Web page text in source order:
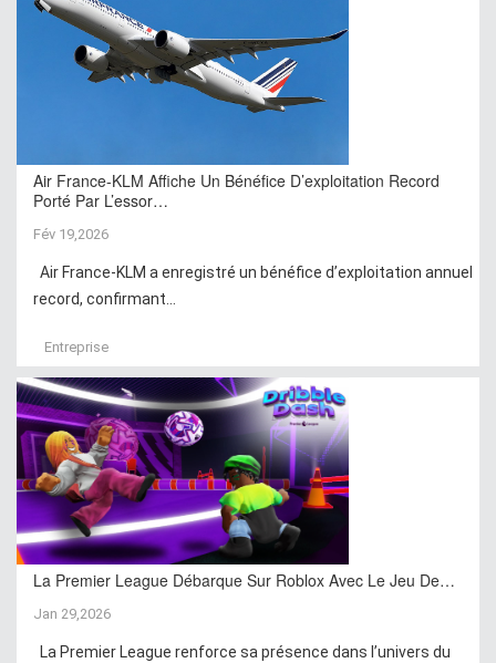
Air France-KLM Affiche Un Bénéfice D’exploitation Record
Porté Par L’essor…
Fév 19,2026
Air France-KLM a enregistré un bénéfice d’exploitation annuel
record, confirmant...
Entreprise
La Premier League Débarque Sur Roblox Avec Le Jeu De…
Jan 29,2026
La Premier League renforce sa présence dans l’univers du